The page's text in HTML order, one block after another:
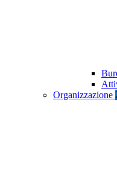
Organizzazione